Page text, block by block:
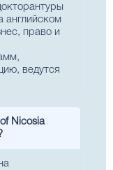
английском
право и
ведутся
Nicosia